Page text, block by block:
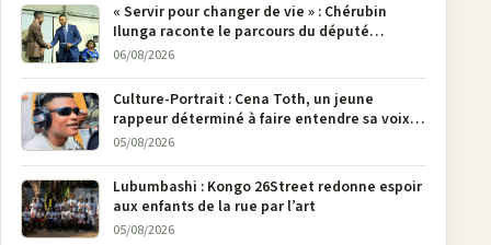
« Servir pour changer de vie » : Chérubin
Ilunga raconte le parcours du député
national Jethro Muyombi Tshimbu en 137
06/08/2026
Culture-Portrait : Cena Toth, un jeune
rappeur déterminé à faire entendre sa voix à
Bunia
05/08/2026
Lubumbashi : Kongo 26Street redonne espoir
aux enfants de la rue par l’art
05/08/2026